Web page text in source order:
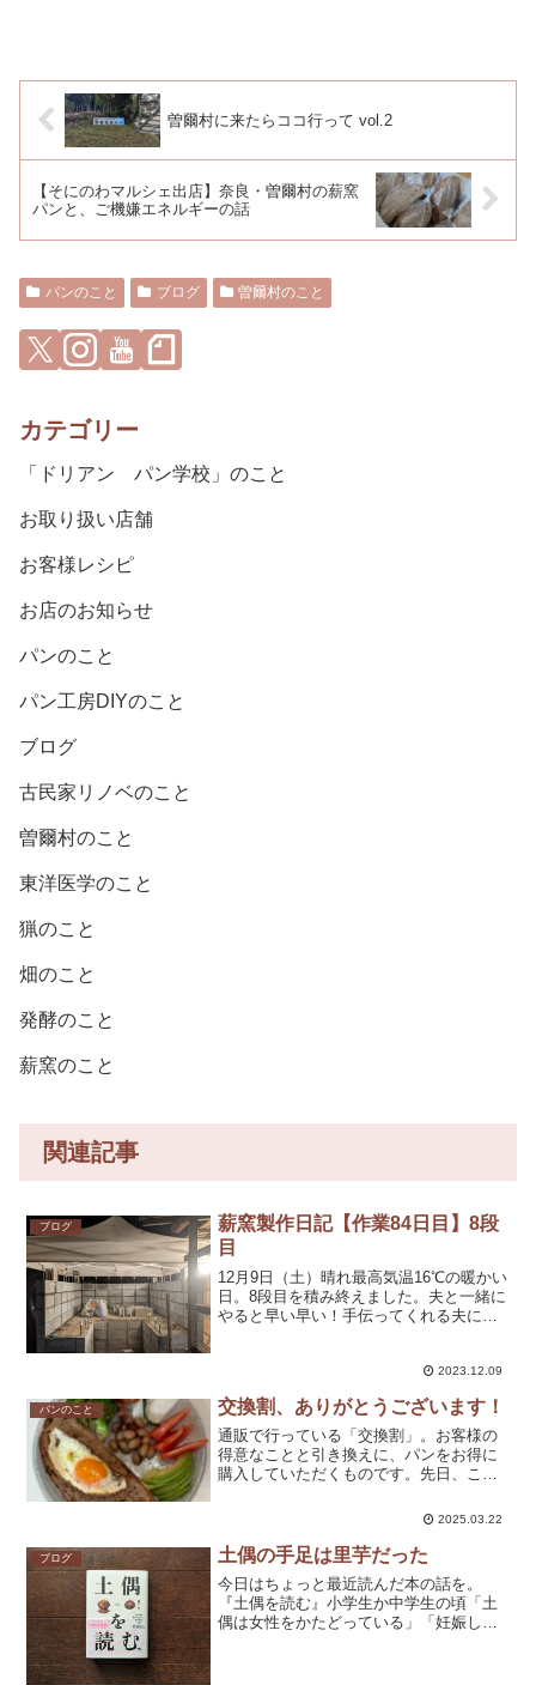
曽爾村に来たらココ行って vol.2
【そにのわマルシェ出店】奈良・曽爾村の薪窯
パンと、ご機嫌エネルギーの話
パンのこと ブログ 曽爾村のこと
カテゴリー
「ドリアン パン学校」のこと
お取り扱い店舗
お客様レシピ
お店のお知らせ
パンのこと
パン工房DIYのこと
ブログ
古民家リノベのこと
曽爾村のこと
東洋医学のこと
猟のこと
畑のこと
発酵のこと
薪窯のこと
関連記事
ブログ
薪窯製作日記【作業84日目】8段
目
12月9日（土）晴れ最高気温16℃の暖かい
日。8段目を積み終えました。夫と一緒に
やると早い早い！手伝ってくれる夫に感
が、それは次のモルタルを流す際に詳細
2023.12.09
パンのこと 交換割、ありがとうございます！
通販で行っている「交換割」。お客様の
得意なことと引き換えに、パンをお得に
購入していただくものです。先日、この
がお写真を送ってくださいましたー！お
撮影もうまくないですが、...
2025.03.22
ブログ 土偶の手足は里芋だった
今日はちょっと最近読んだ本の話を。
『土偶を読む』小学生か中学生の頃「土
偶は女性をかたどっている」「妊娠した